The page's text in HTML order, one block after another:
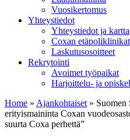
Vuosikertomus
Yhteystiedot
Yhteystiedot ja kartta
Coxan etäpoliklinikat
Laskutusosoitteet
Rekrytointi
Avoimet työpaikat
Harjoittelu- ja
Home » Ajankohtaiset » Suomen
erityismaininta Coxan
suurta Coxa perhettä”